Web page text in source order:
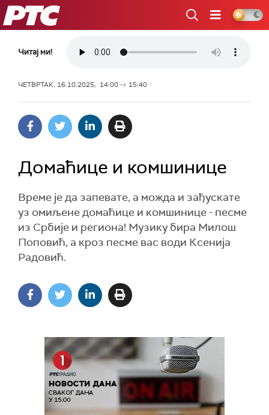
РТС
Читај ми!
ЧЕТВРТАК, 16.10.2025, 14:00 -> 15:40
Домаћице и комшинице
Време је да запевате, а можда и зађускате
уз омиљене домаћице и комшинице - песме
из Србије и региона! Музику бира Милош
Поповић, а кроз песме вас води Ксенија
Радовић.